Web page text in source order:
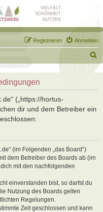
Anmelden
Registrieren
u
h
(„https://hortus-
dir und dem Betreiber ein
(im Folgenden „das Board“)
dem Betreiber des Boards ab (im
mit den nachfolgenden
einverstanden bist, so darfst du
Nutzung des Boards gelten
Regelungen.
Zeit geschlossen und kann